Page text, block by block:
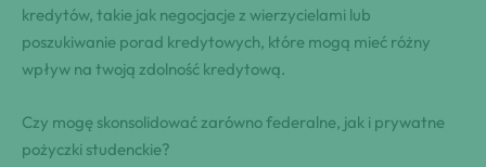
kredytów, takie jak negocjacje z wierzycielami lub
poszukiwanie porad kredytowych, które mogą mieć różny
wpływ na twoją zdolność kredytową.
Czy mogę skonsolidować zarówno federalne, jak i prywatne
pożyczki studenckie?